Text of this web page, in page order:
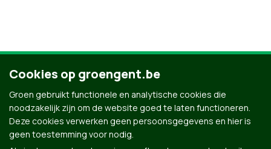
4 5 6 7
Cookies op groengent.be
Groen gebruikt functionele en analytische cookies die
noodzakelijk zijn om de website goed te laten functioneren.
Deze cookies verwerken geen persoonsgegevens en hier is
geen toestemming voor nodig.